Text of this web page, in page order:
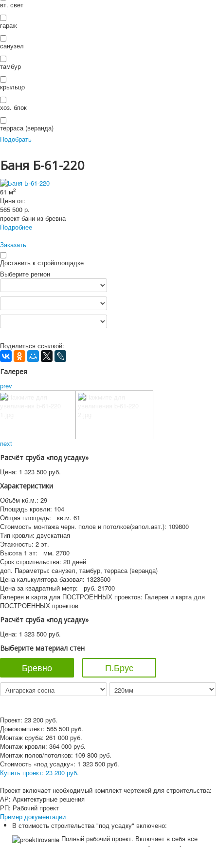
П
ои
ск
вт. свет
гараж
санузел
тамбур
крыльцо
хоз. блок
терраса (веранда)
Подобрать
Баня Б-61-220
61 м2
Цена от:
565 500 р.
проект бани из бревна
Подробнее
Заказать
Доставить к стройплощадке
Выберите регион
Поделиться ссылкой:
Галерея
prev
next
Расчёт сруба «под усадку»
Цена: 1 323 500 руб.
Характеристики
Объём кб.м.: 29
Площадь кровли: 104
Общая площадь:
кв.м. 61
Стоимость монтажа черн. полов и потолков(запол.авт.): 109800
Тип кровли: двускатная
Этажность: 2 эт.
Высота 1 эт:
мм. 2700
Срок строительства: 20 дней
доп. Параметры: санузел, тамбур, терраса (веранда)
Цена калькулятора базовая: 1323500
Цена за квадратный метр:
руб. 21700
Галерея и карта для ПОСТРОЕННЫХ проектов: Галерея и карта для
ПОСТРОЕННЫХ проектов
Расчёт сруба «под усадку»
Цена: 1 323 500 руб.
Выберите материал стен
Бревно П.Брус
Проект: 23 200 руб.
Домокомплект: 565 500 руб.
Монтаж сруба: 261 000 руб.
Монтаж кровли: 364 000 руб.
Монтаж полов/потолков: 109 800 руб.
Стоимость «под усадку»: 1 323 500 руб.
Купить проект: 23 200 руб.
Проект включает необходимый комплект чертежей для строительства:
АР: Архитектурные решения
РП: Рабочий проект
Пример документации
В стоимость строительства "под усадку" включено:
Полный рабочий проект. Включает в себя все